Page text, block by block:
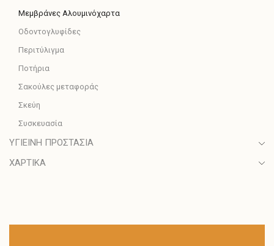
Μεμβράνες Αλουμινόχαρτα
Οδοντογλυφίδες
Περιτύλιγμα
Ποτήρια
Σακούλες μεταφοράς
Σκεύη
Συσκευασία
ΥΓΙΕΙΝΗ ΠΡΟΣΤΑΣΙΑ
ΧΑΡΤΙΚΑ